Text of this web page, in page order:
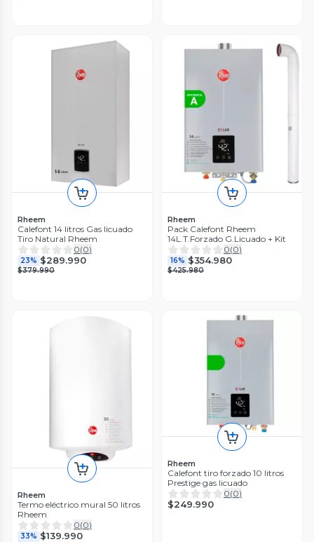
Rheem
Calefont 14 litros Gas licuado
Tiro Natural Rheem
0(0)
23% $289.990
$379.990
Rheem
Pack Calefont Rheem
14L.T.Forzado G.Licuado + Kit
0(0)
16% $354.980
$425.980
Rheem
Termo eléctrico mural 50 litros
Rheem
0(0)
33% $139.990
Rheem
Calefont tiro forzado 10 litros
Prestige gas licuado
0(0)
$249.990